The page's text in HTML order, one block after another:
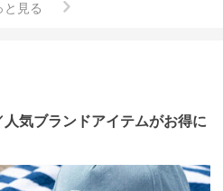
と見る
気ブランドアイテムがお得に